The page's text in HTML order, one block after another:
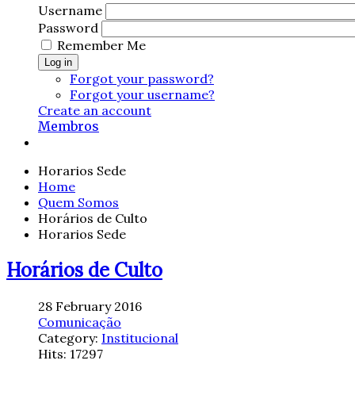
Username
Password
Remember Me
Log in
Forgot your password?
Forgot your username?
Create an account
Membros
Horarios Sede
Home
Quem Somos
Horários de Culto
Horarios Sede
Horários de Culto
28 February 2016
Comunicação
Category: Institucional
Hits: 17297